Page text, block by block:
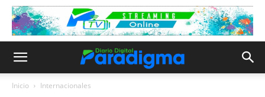
Inicio Internacionales